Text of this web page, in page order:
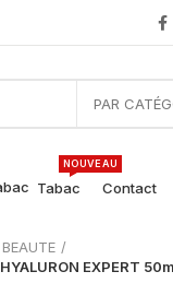
PAR
Tabac
NOUVEAU
Contact
HYALURON EXPERT